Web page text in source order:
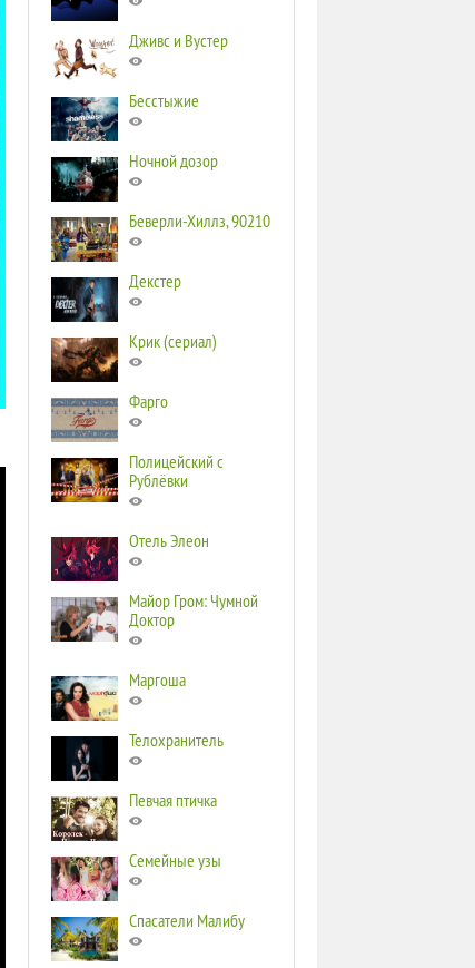
Дживс и Вустер
Бесстыжие
Ночной дозор
Беверли-Хиллз, 90210
Декстер
Крик (сериал)
Фарго
Полицейский с
Рублёвки
Отель Элеон
Майор Гром: Чумной
Доктор
Маргоша
Телохранитель
Певчая птичка
Семейные узы
Спасатели Малибу